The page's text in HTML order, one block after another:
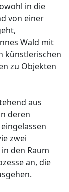
in die
von einer
Wald mit
künstlerischen
zu Objekten
aus
deren
zwei
den Raum
an, die